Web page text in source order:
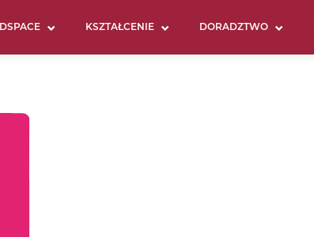
DSPACE KSZTAŁCENIE DORADZTWO